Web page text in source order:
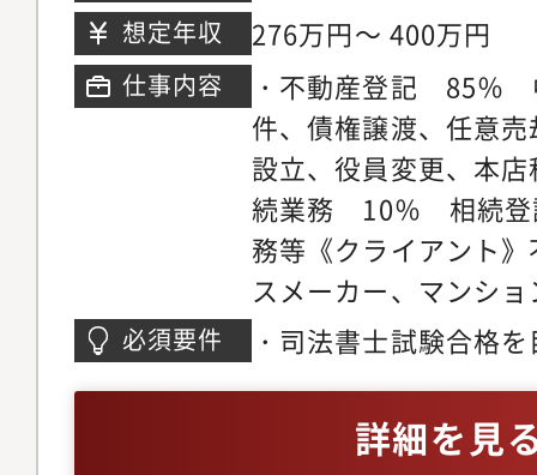
す。圧倒的な裁量：
されやすく、自らの
があります。成長の
はの多種多様な案件
数倍のスピードで成
グ4階アクセス : 神田
東口より徒歩1分、
口より徒歩5分
想定年収 276万円～ 400万円
仕事内容
・不動産登記 85％
件、債権譲渡、任
設立、役員変更、本
続業務 10％ 相続登
務等《クライアント
スメーカー、マンシ
会社、銀行、他士業
必須要件
・司法書士試験合格
詳細を見